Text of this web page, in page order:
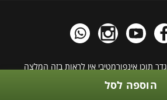
הוספה לסל
תוכן אינפורמטיבי אין לראות בזה המלצה
וחומרי ההדבר חובה לקרוא את התוית,